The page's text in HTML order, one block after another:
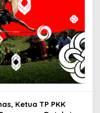
Ketua TP PKK